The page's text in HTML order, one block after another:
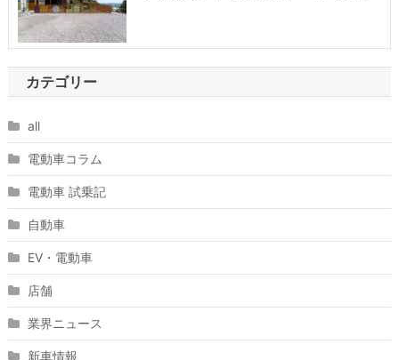
カテゴリー
all
電動車コラム
電動車 試乗記
自動車
EV・電動車
店舗
業界ニュース
新車情報